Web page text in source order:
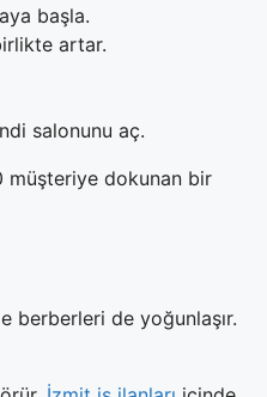
başla.
artar.
salonunu aç.
müşteriye dokunan bir
berberleri de yoğunlaşır.